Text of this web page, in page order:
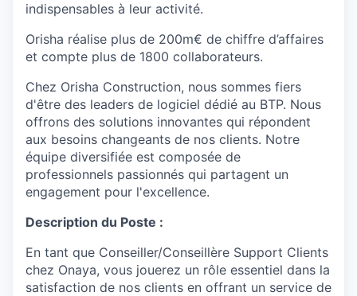
indispensables à leur activité.
Orisha réalise plus de 200m€ de chiffre d’affaires
et compte plus de 1800 collaborateurs.
Chez Orisha Construction, nous sommes fiers
d'être des leaders de logiciel dédié au BTP. Nous
offrons des solutions innovantes qui répondent
aux besoins changeants de nos clients. Notre
équipe diversifiée est composée de
professionnels passionnés qui partagent un
engagement pour l'excellence.
Description du Poste :
En tant que Conseiller/Conseillère Support Clients
chez Onaya, vous jouerez un rôle essentiel dans la
satisfaction de nos clients en offrant un service de